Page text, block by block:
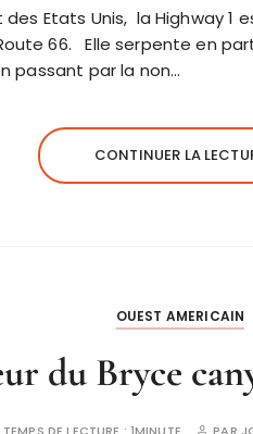
Etats Unis, la Highway 1
66. Elle serpente en
passant par la non…
CONTINUER LA
OUEST AMERICAIN
du Bryce